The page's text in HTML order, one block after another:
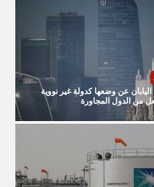
عن وضعها كدولة غير نووية
من الدول المجاورة